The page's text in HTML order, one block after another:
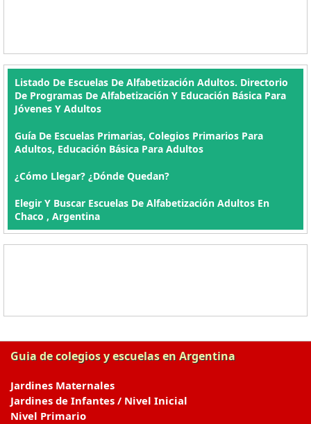
Listado De Escuelas De Alfabetización Adultos. Directorio
De Programas De Alfabetización Y Educación Básica Para
Jóvenes Y Adultos
Guía De Escuelas Primarias, Colegios Primarios Para
Adultos, Educación Básica Para Adultos
¿Cómo Llegar? ¿Dónde Quedan?
Elegir Y Buscar Escuelas De Alfabetización Adultos En
Chaco , Argentina
Guia de colegios y escuelas en Argentina
Jardines Maternales
Jardines de Infantes / Nivel Inicial
Nivel Primario